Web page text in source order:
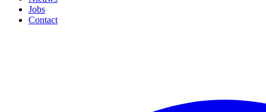
Jobs
Contact